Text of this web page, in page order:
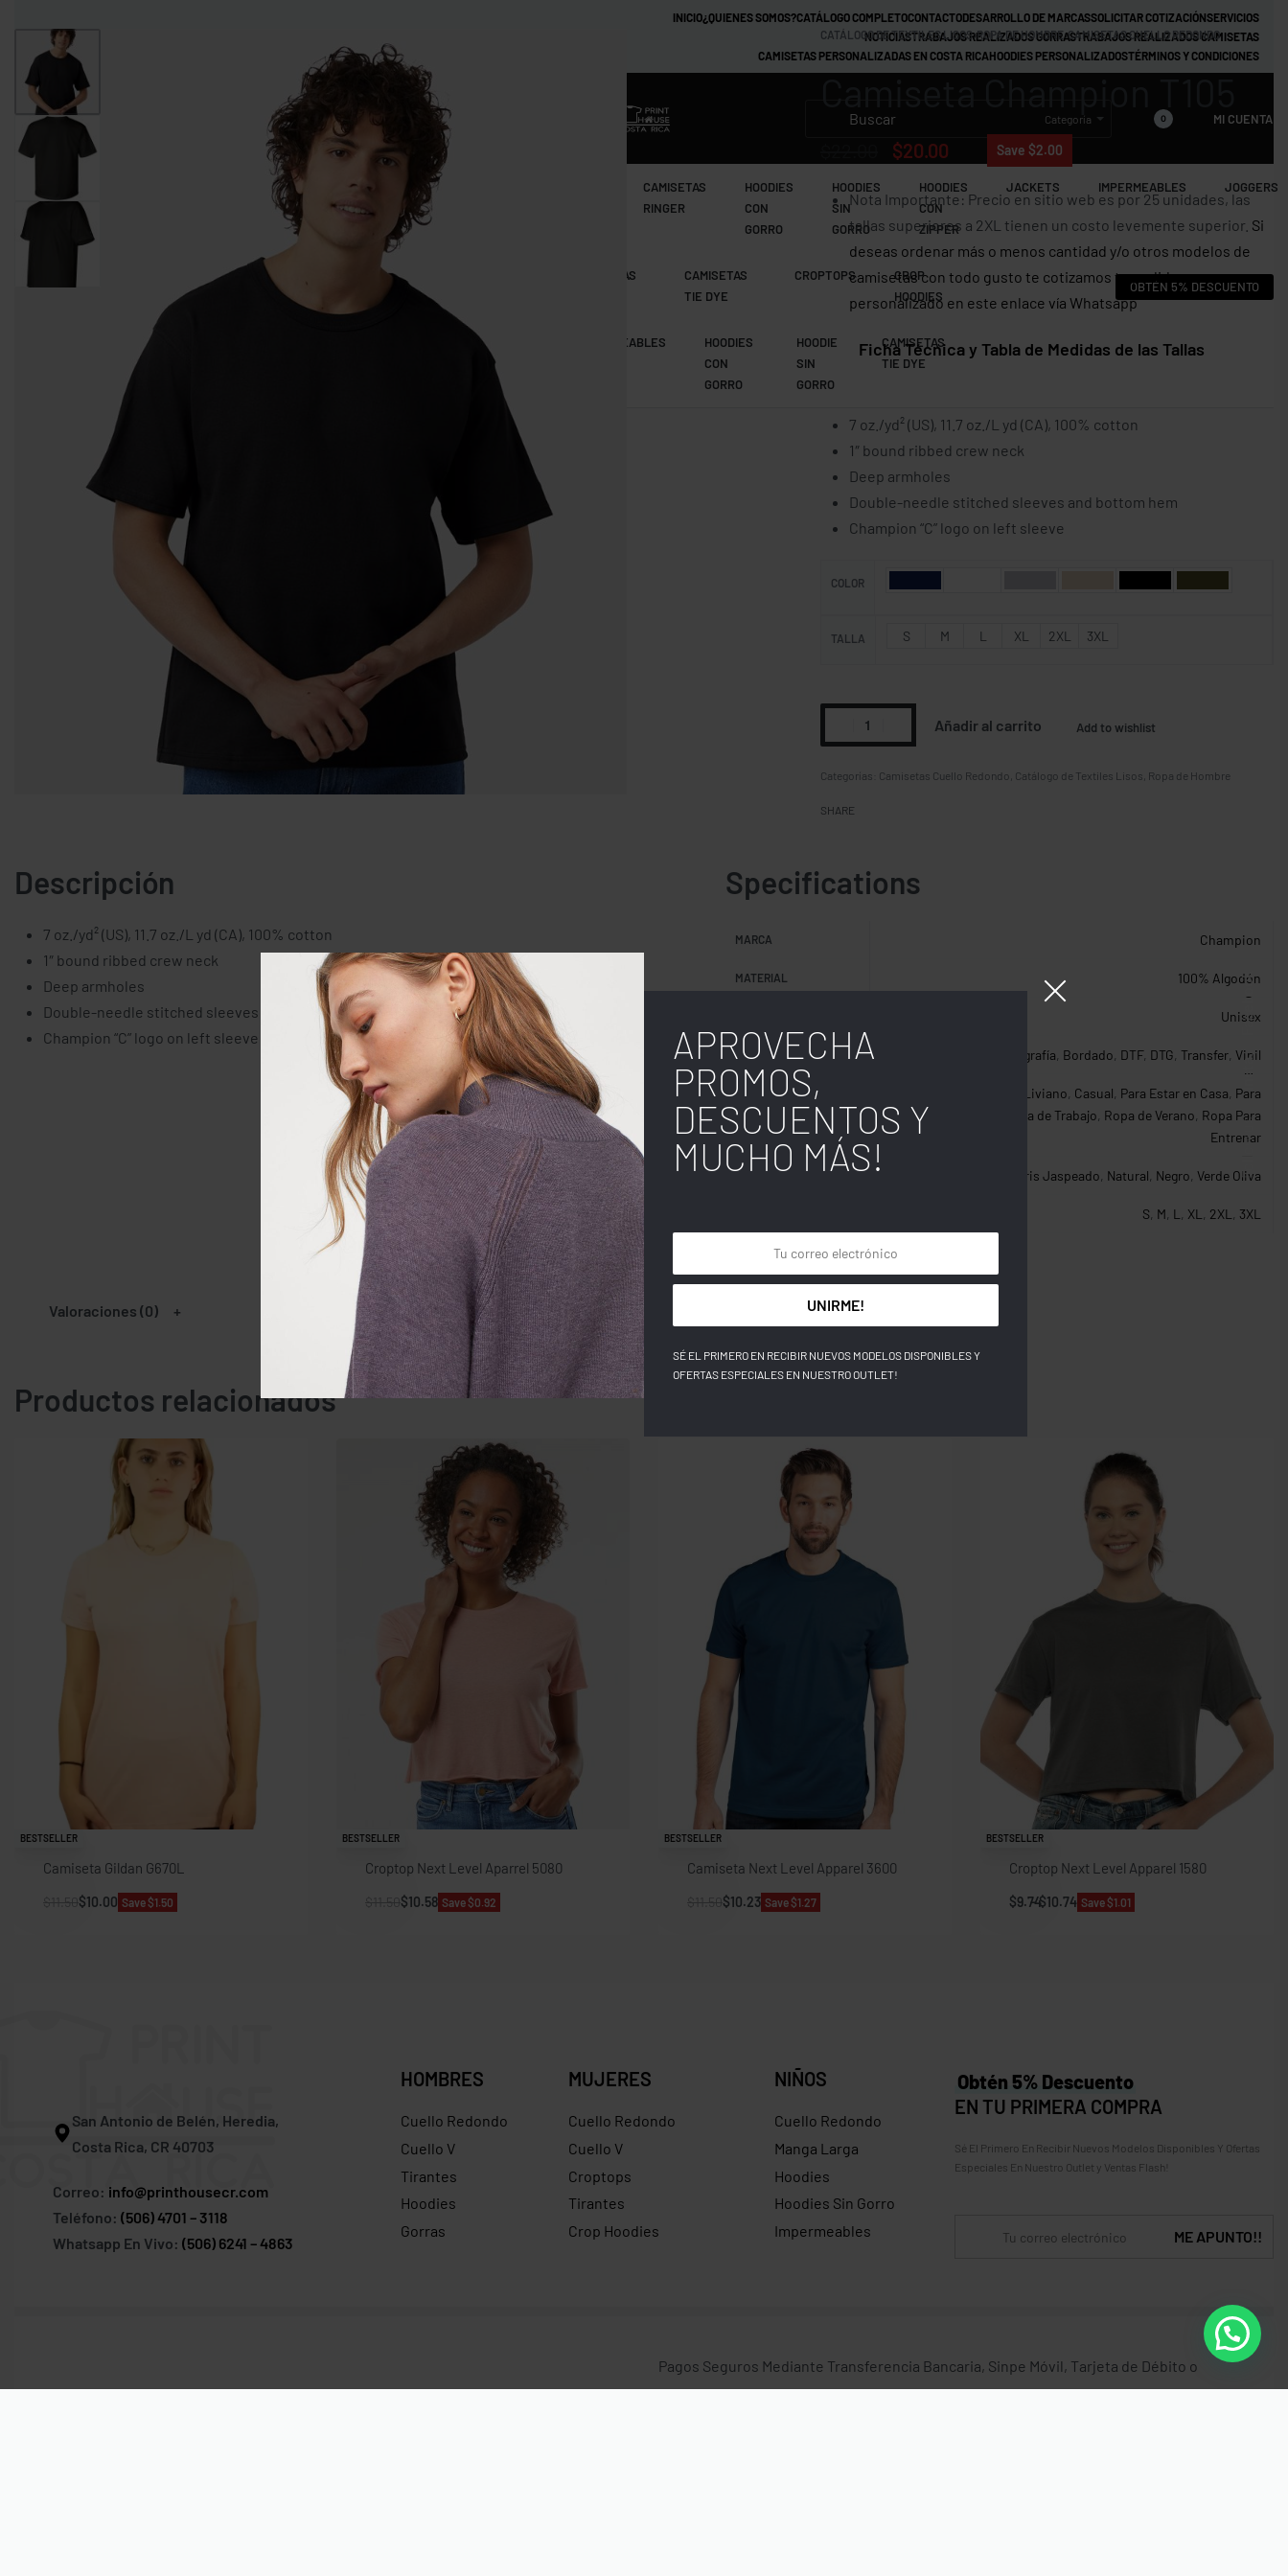
Entregas Inmediatas Para Impresión de Pedidos al detalle en GAM!
INICIO¿QUIENES SOMOS?CATÁLOGO COMPLETOCONTACTODESARROLLO DE MARCASSOLICITAR COTIZACIÓNSERVICIOS
NOTICIASTRABAJOS REALIZADOS GORRASTRABAJOS REALIZADOS CAMISETAS
CAMISETAS PERSONALIZADAS EN COSTA RICAHOODIES PERSONALIZADOSTÉRMINOS Y CONDICIONES
HOMBRES NIÑOS MARCAS Categoría 0 MI CUENTA
CUELLO
CAMISETAS
TIRANTES
CAMISETAS
MANGA
CAMISETAS
RINGER
HOODIES
CON
GORRO
HOODIES
SIN
GORRO
HOODIES
CON
ZIPPER
JACKETS IMPERMEABLES JOGGERS
CAMISETAS
CUELLO V
CAMISETAS DE
CAMISETAS
CAMISETAS
TIE DYE
CROPTOPS
CROP
HOODIES
CAMISETAS
RAGLAN
IMPERMEABLES
HOODIES
CON
GORRO
HOODIE
SIN
GORRO
CAMISETAS
TIE DYE
OBTÉN 5% DESCUENTO
CATÁLOGO DE TEXTILES LISOS›ROPA DE HOMBRE›CAMISETAS CUELLO REDONDO
$20.00 Save $2.00
Nota Importante: Precio en sitio web es por 25 unidades, las
tallas superiores a 2XL tienen un costo levemente superior. Si
deseas ordenar más o menos cantidad y/o otros modelos de
camisetas con todo gusto te cotizamos tu pedido
personalizado en este enlace vía Whatsapp
Ficha Técnica y Tabla de Medidas de las Tallas
7 oz./yd² (US), 11.7 oz./L yd (CA), 100% cotton
1″ bound ribbed crew neck
Deep armholes
Double-needle stitched sleeves and bottom hem
Champion “C” logo on left sleeve
COLOR
TALLA S M L XL 2XL 3XL
Añadir al carrito Add to wishlist
Categorías: Camisetas Cuello Redondo Catálogo de Textiles Lisos Ropa de Hombre
SHARE
Descripción
7 oz./yd² (US), 11.7 oz./L yd (CA), 100% cotton
1″ bound ribbed crew neck
Deep armholes
Double-needle stitched sleeves and bottom hem
Champion “C” logo on left sleeve
Specifications
MARCA Champion
MATERIAL 100% Algodón
Unisex
TIPO DE IMPRESIÓN Serigrafía Bordado DTF, DTG Transfer, Vinil
USO
Algodón Fresco y Liviano Casual Para Estar en Casa Para
Trabajo en Casa
Ropa de Trabajo Ropa de Verano Ropa Para
Entrenar
COLOR Gris Jaspeado Natural Negro Verde Oliva
S, M L XL 2XL 3XL
Valoraciones (0)
Productos relacionados
BESTSELLER
Camiseta Gildan G670L
$10.00 Save $1.50
BESTSELLER
Croptop Next Level Aparrel 5080
$10.58 Save $0.92
BESTSELLER
Camiseta Next Level Apparel 3600
$10.23 Save $1.27
BESTSELLER
Croptop Next Level Apparel 1580
$9.74$10.74 Save $1.01
San Antonio de Belén, Heredia,
Costa Rica, CR 40703
Correo: info@printhousecr.com
Teléfono: (506) 4701 – 3118
Whatsapp En Vivo: (506) 6241 – 4863
HOMBRES
Cuello Redondo
Cuello V
Tirantes
Hoodies
Gorras
MUJERES
Cuello Redondo
Cuello V
Croptops
Tirantes
Crop Hoodies
NIÑOS
Cuello Redondo
Manga Larga
Hoodies
Hoodies Sin Gorro
Impermeables
Obtén 5% Descuento
EN TU PRIMERA COMPRA
Sé El Primero En Recibir Nuevos Modelos Disponibles Y Ofertas
Especiales En Nuestro Outlet y Ventas Flash!
Pagos Seguros Mediante Transferencia Bancaria, Sinpe Móvil, Tarjeta de Débito o
Follow us
Insta.
Facebook
APROVECHA
PROMOS,
DESCUENTOS Y
MUCHO MÁS!
UNIRME!
SÉ EL PRIMERO EN RECIBIR NUEVOS MODELOS DISPONIBLES Y
OFERTAS ESPECIALES EN NUESTRO OUTLET!